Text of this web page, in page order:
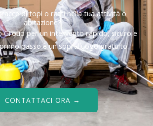
di topi o ratti nella tua attività o
abitazione?
Group per un intervento rapido, sicuro e
passo è un sopralluogo gratuito.
CONTATTACI ORA →